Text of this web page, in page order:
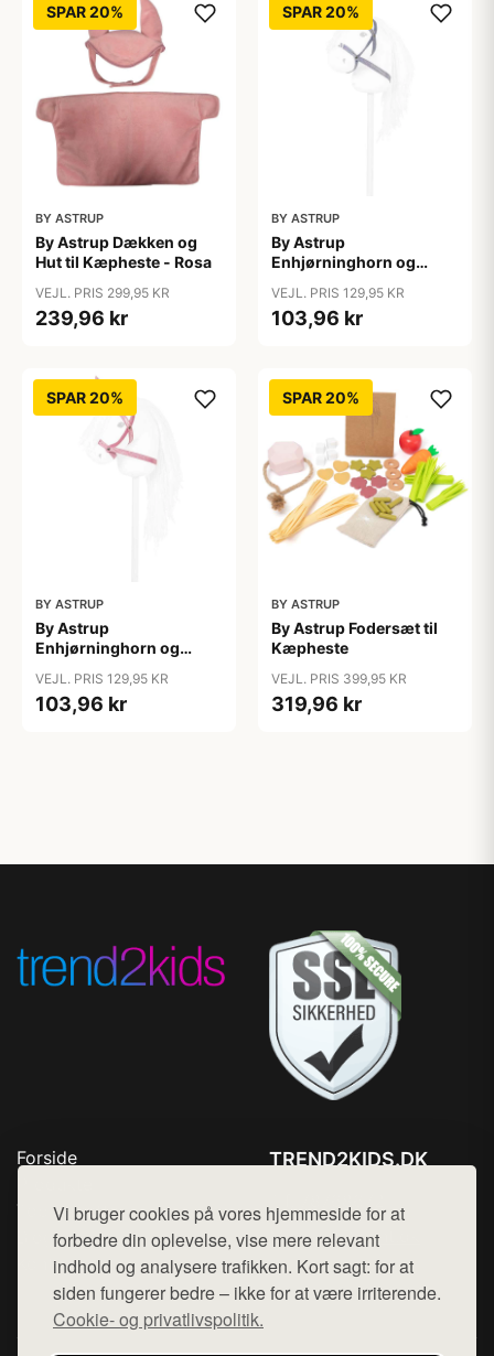
Vi bruger cookies på vores hjemmeside for at
forbedre din oplevelse, vise mere relevant
indhold og analysere trafikken. Kort sagt: for at
siden fungerer bedre – ikke for at være irriterende.
Cookie- og privatlivspolitik.
SPAR 20%
BY ASTRUP
By Astrup Dækken og
Hut til Kæpheste - Rosa
VEJL. PRIS 299,95 KR
239,96 kr
SPAR 20%
BY ASTRUP
By Astrup
Enhjørninghorn og
VEJL. PRIS 129,95 KR
103,96 kr
SPAR 20%
BY ASTRUP
By Astrup
Enhjørninghorn og
VEJL. PRIS 129,95 KR
103,96 kr
SPAR 20%
BY ASTRUP
By Astrup Fodersæt til
Kæpheste
VEJL. PRIS 399,95 KR
319,96 kr
Forside
Top Rabatter
Blog
Kontakt
TREND2KIDS.DK
Mail: hej@want.dk
Cookie- og privatlivspolitik